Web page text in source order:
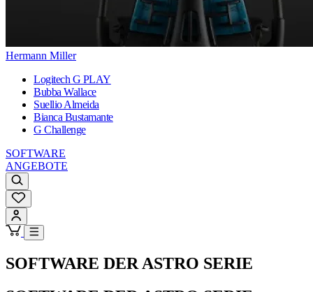
Hermann Miller
Logitech G PLAY
Bubba Wallace
Suellio Almeida
Bianca Bustamante
G Challenge
SOFTWARE
ANGEBOTE
SOFTWARE DER ASTRO SERIE